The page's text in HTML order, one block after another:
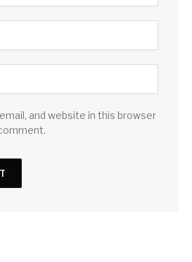
and website in this browser